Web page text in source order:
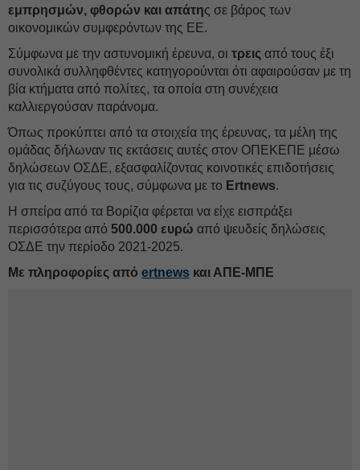
εμπρησμών, φθορών και απάτης σε βάρος των
οικονομικών συμφερόντων της ΕΕ.
Σύμφωνα με την αστυνομική έρευνα, οι τρεις από τους έξι
συνολικά συλληφθέντες κατηγορούνται ότι αφαιρούσαν με τη
βία κτήματα από πολίτες, τα οποία στη συνέχεια
καλλιεργούσαν παράνομα.
Όπως προκύπτει από τα στοιχεία της έρευνας, τα μέλη της
ομάδας δήλωναν τις εκτάσεις αυτές στον ΟΠΕΚΕΠΕ μέσω
δηλώσεων ΟΣΔΕ, εξασφαλίζοντας κοινοτικές επιδοτήσεις
για τις συζύγους τους, σύμφωνα με το Ertnews.
Η σπείρα από τα Βορίζια φέρεται να είχε εισπράξει
περισσότερα από 500.000 ευρώ από ψευδείς δηλώσεις
ΟΣΔΕ την περίοδο 2021-2025.
Με πληροφορίες από ertnews και ΑΠΕ-ΜΠΕ